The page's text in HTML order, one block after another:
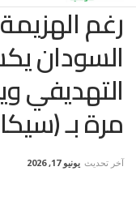
رغم
السودان
التهديفي
مرة بـ
آخر تحديث يونيو 17, 2026